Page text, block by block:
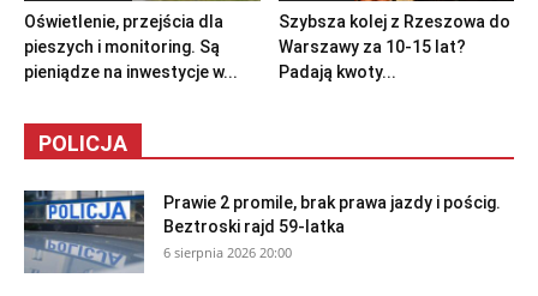
Oświetlenie, przejścia dla
pieszych i monitoring. Są
pieniądze na inwestycje w...
Szybsza kolej z Rzeszowa do
Warszawy za 10-15 lat?
Padają kwoty...
POLICJA
Prawie 2 promile, brak prawa jazdy i pościg.
Beztroski rajd 59-latka
6 sierpnia 2026 20:00